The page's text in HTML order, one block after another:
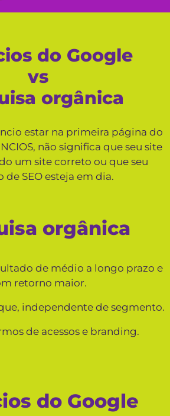
do Google
vs
orgânica
estar na primeira página do
não significa que seu site
um site correto ou que seu
de SEO esteja em dia.
orgânica
de médio a longo prazo e
retorno maior.
independente de segmento.
de acessos e branding.
do Google